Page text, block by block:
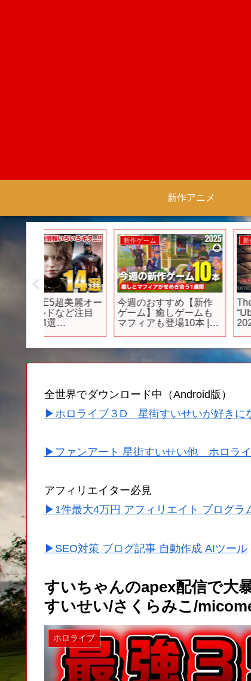
新作アニメ
新作ゲーム
今週のおすすめ【新作
ゲーム】癒しゲームも
マフィアも登場10本 |
新作アニメ
The 1st Trailer for
“Ubel Blatt” in
2025
全世界でダウンロード中（Android版）
▶ホロライブ３D 星街すいせいが好きに
▶ファンアート 星街すいせい他 ホロライ
アフィリエイター必見
▶1件最大4万円 アフィリエイト プログラ
▶SEO対策 ブログ記事 自動作成 AIツール
すいちゃんのapex配信で大
すいせい/さくらみこ/
ホロライブ